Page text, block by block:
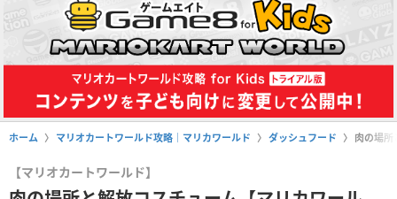
ホーム マリオカートワールド攻略｜マリカワールド ダッシュフード 肉の場所
【マリオカートワールド】